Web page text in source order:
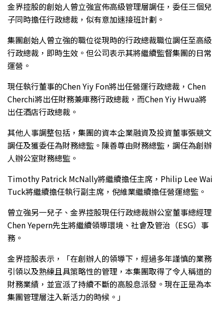
金界控股的創始人曾立強宣佈高級管理層調任，委任三個兒
子同時擔任行政總裁，似有意加速接班計劃。
集團創始人曾立強的職位從現時的行政總裁職位調任至高級
行政總裁，即時生效。但公司表示其將繼續監督集團的日常
運營。
現任執行董事的Chen Yiy Fon將出任營運行政總裁，Chen
Cherchi將出任財務兼庫務行政總裁，而Chen Yiy Hwua將
出任酒店行政總裁。
其他人事調整包括，集團的資本企業融資及投資董事張競文
調任及獲委任為財務總監。陳善尊由財務總監，調任為創辦
人辦公室財務總監。
Timothy Patrick McNally將繼續擔任主席，Philip Lee Wai
Tuck將繼續擔任執行副主席，倪維業繼續擔任營運總監。
曾立強另一兒子、金界控股現任行政總裁辦公室董事總經理
Chen Yepern先生將繼續領導環境、社會及管治（ESG）事
務。
金界控股表示，「在創辦人的領導下，經過多年謹慎的業務
引領以及熟練且具策略性的管理，本集團取得了令人稱道的
財務業績，並宣派了持續不斷的高股息派發。現在正是為本
集團管理層注入新活力的時候。」